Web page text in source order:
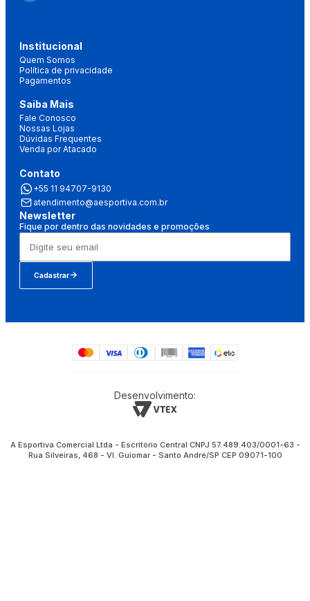
Institucional
Quem Somos
Política de privacidade
Pagamentos
Saiba Mais
Fale Conosco
Nossas Lojas
Dúvidas Frequentes
Venda por Atacado
Contato
+55 11 94707-9130
atendimento@aesportiva.com.br
Newsletter
Fique por dentro das novidades e promoções
Cadastrar
Desenvolvimento:
A Esportiva Comercial Ltda - Escritório Central CNPJ 57.489.403/0001-63 -
Rua Silveiras, 468 - Vl. Guiomar - Santo André/SP CEP 09071-100